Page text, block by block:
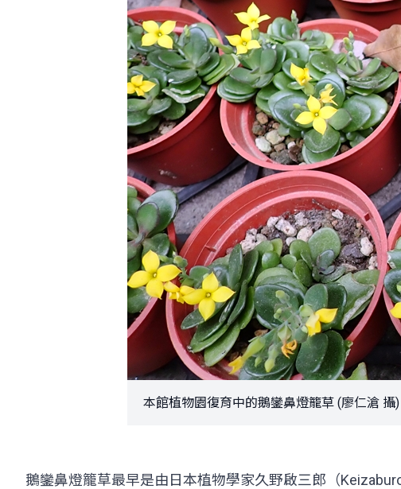
本館植物園復育中的鵝鑾鼻燈籠草 (廖仁滄 攝)
鵝鑾鼻燈籠草最早是由日本植物學家久野啟三郎（